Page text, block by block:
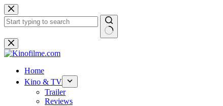
Zum
Inhalt
springen
Keine
Ergebnisse
Home
Kino & TV
Trailer
Reviews